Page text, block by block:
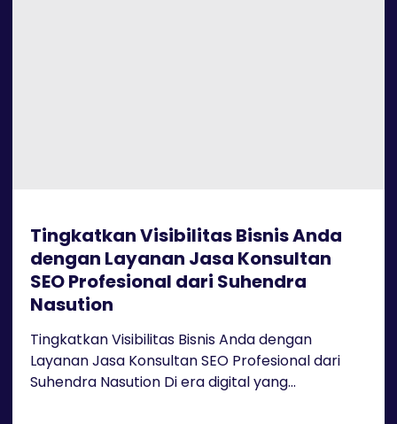
Tingkatkan Visibilitas Bisnis Anda
dengan Layanan Jasa Konsultan
SEO Profesional dari Suhendra
Nasution
Tingkatkan Visibilitas Bisnis Anda dengan
Layanan Jasa Konsultan SEO Profesional dari
Suhendra Nasution Di era digital yang...